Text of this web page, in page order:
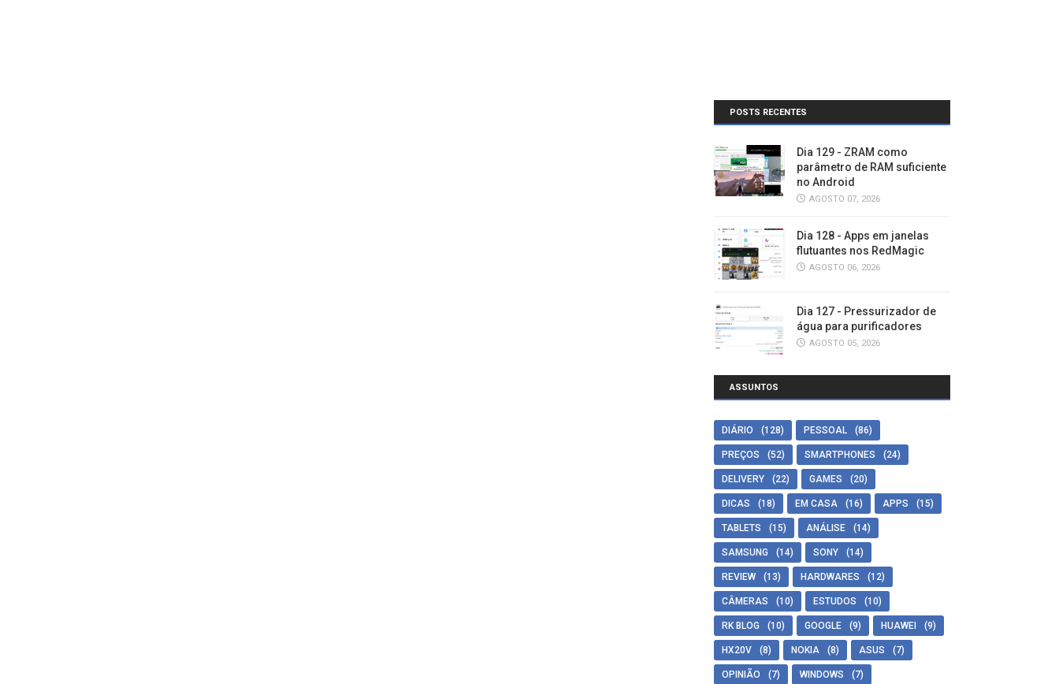
POSTS RECENTES
Dia 129 - ZRAM como
parâmetro de RAM suficiente
no Android
AGOSTO 07, 2026
Dia 128 - Apps em janelas
flutuantes nos RedMagic
AGOSTO 06, 2026
Dia 127 - Pressurizador de
água para purificadores
AGOSTO 05, 2026
ASSUNTOS
DIÁRIO (128) PESSOAL (86)
PREÇOS (52) SMARTPHONES (24)
DELIVERY (22) GAMES (20)
DICAS (18) EM CASA (16) APPS (15)
TABLETS (15) ANÁLISE (14)
SAMSUNG (14) SONY (14)
REVIEW (13) HARDWARES (12)
CÂMERAS (10) ESTUDOS (10)
RK BLOG (10) GOOGLE (9) HUAWEI (9)
HX20V (8) NOKIA (8) ASUS (7)
OPINIÃO (7) WINDOWS (7)